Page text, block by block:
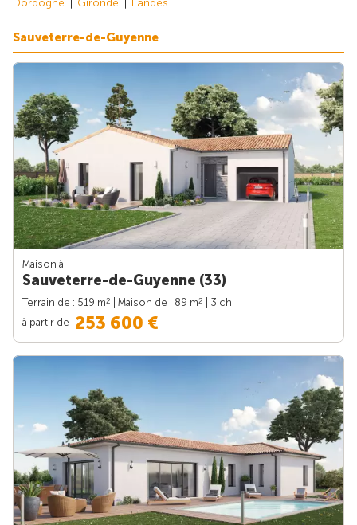
Dordogne Gironde Landes
Sauveterre-de-Guyenne
Maison à
Sauveterre-de-Guyenne (33)
Terrain de : 519 m2 | Maison de : 89 m2
| 3 ch.
à partir de 253 600 €